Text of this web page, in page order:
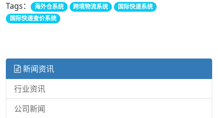
Tags： 海外仓系统 跨境物流系统
国际快递系统
国际快递查价系统
新闻资讯
行业资讯
公司新闻